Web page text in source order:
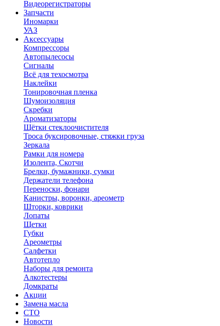
Видеорегистраторы
Запчасти
Иномарки
УАЗ
Аксесcуары
Компрессоры
Автопылесосы
Сигналы
Всё для техосмотра
Наклейки
Тонировочная пленка
Шумоизоляция
Скребки
Ароматизаторы
Щётки стеклоочистителя
Троса буксировочные, стяжки груза
Зеркала
Рамки для номера
Изолента, Скотчи
Брелки, бумажники, сумки
Держатели телефона
Переноски, фонари
Канистры, воронки, ареометр
Шторки, коврики
Лопаты
Щетки
Губки
Ареометры
Салфетки
Автотепло
Наборы для ремонта
Алкотестеры
Домкраты
Акции
Замена масла
СТО
Новости